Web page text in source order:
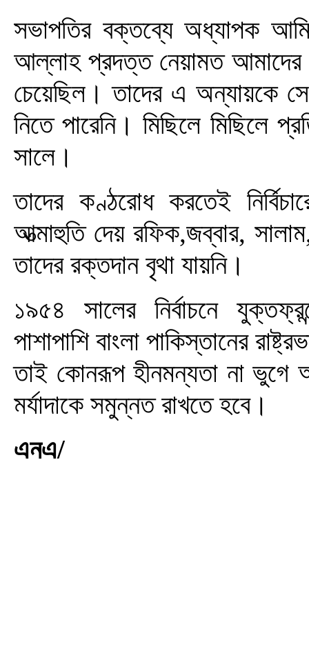
সভাপতির বক্তব্যে অধ্যাপক
আল্লাহ প্রদত্ত নেয়ামত আমাদের
চেয়েছিল। তাদের এ অন্যায়কে
নিতে পারেনি। মিছিলে মিছিলে
সালে।
তাদের কণ্ঠরোধ করতেই
আত্মাহুতি দেয় রফিক,জব্বার,
তাদের রক্তদান বৃথা যায়নি।
১৯৫৪ সালের নির্বাচনে
পাশাপাশি বাংলা পাকিস্তানের
তাই কোনরূপ হীনমন্যতা না ভুগে
মর্যাদাকে সমুন্নত রাখতে হবে।
এনএ/